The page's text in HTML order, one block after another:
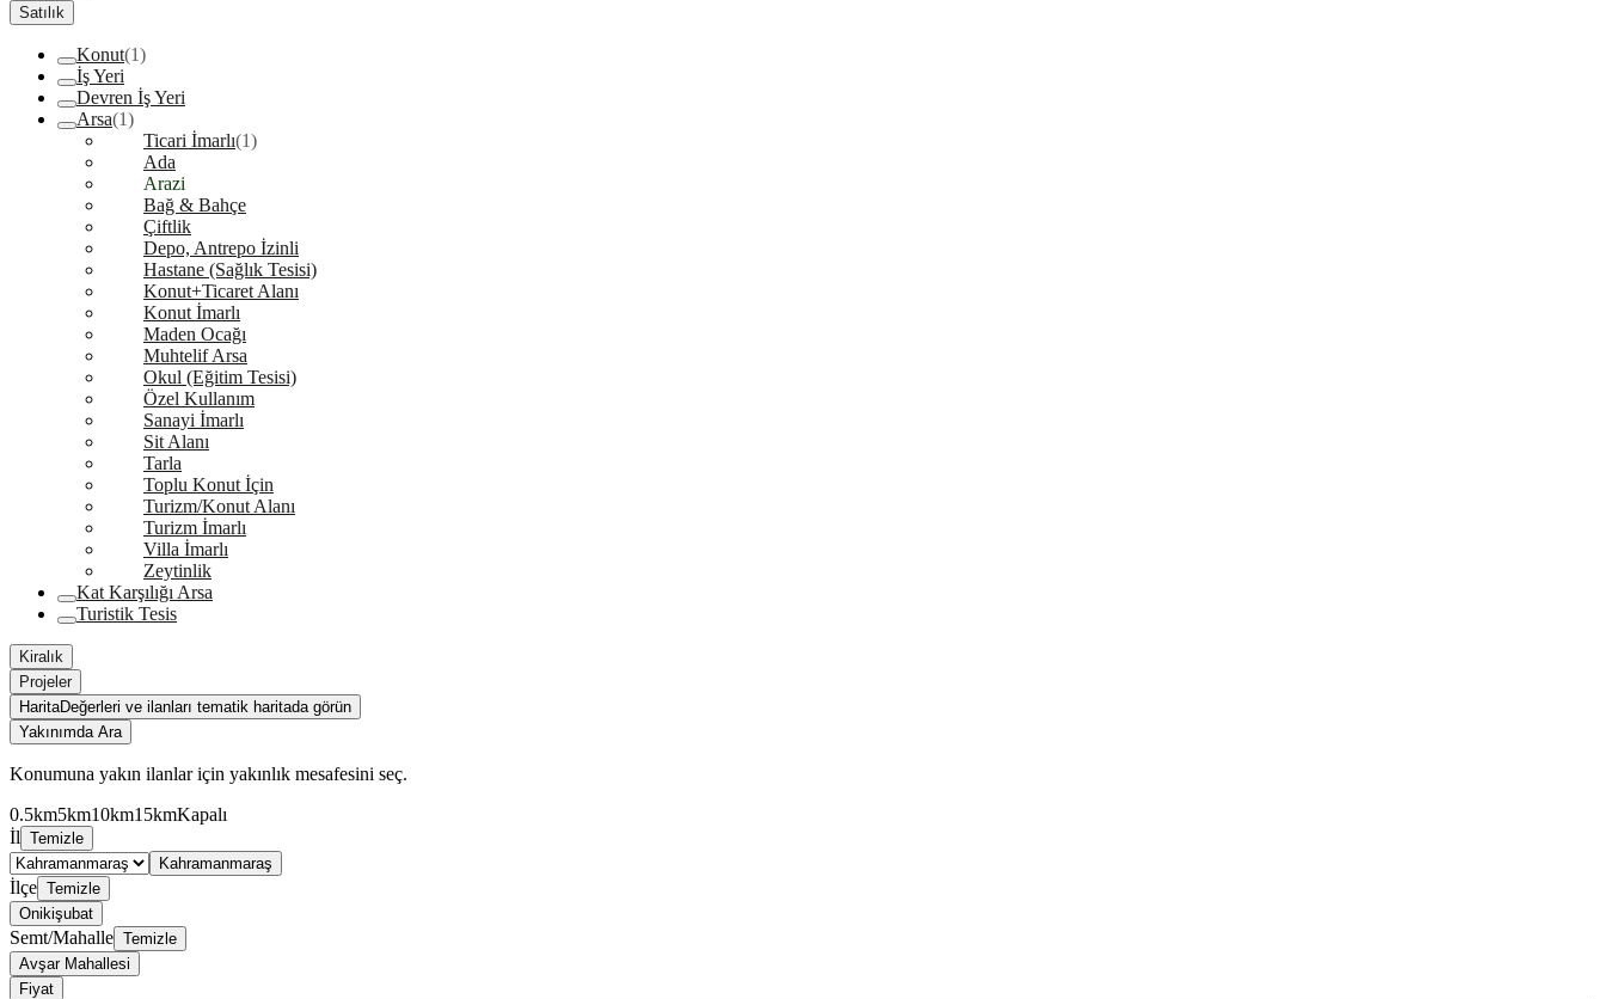
Satılık
Konut(1)
İş Yeri
Devren İş Yeri
Arsa(1)
Ticari İmarlı(1)
Ada
Arazi
Bağ & Bahçe
Çiftlik
Depo, Antrepo İzinli
Hastane (Sağlık Tesisi)
Konut+Ticaret Alanı
Konut İmarlı
Maden Ocağı
Muhtelif Arsa
Okul (Eğitim Tesisi)
Özel Kullanım
Sanayi İmarlı
Sit Alanı
Tarla
Toplu Konut İçin
Turizm/Konut Alanı
Turizm İmarlı
Villa İmarlı
Zeytinlik
Kat Karşılığı Arsa
Turistik Tesis
Kiralık
Projeler
HaritaDeğerleri ve ilanları tematik haritada görün
Yakınımda Ara
Konumuna yakın ilanlar için yakınlık mesafesini seç.
0.5km5km10km15kmKapalı
İl Temizle
Kahramanmaraş
İlçe Temizle
Onikişubat
Semt/Mahalle Temizle
Avşar Mahallesi
Fiyat